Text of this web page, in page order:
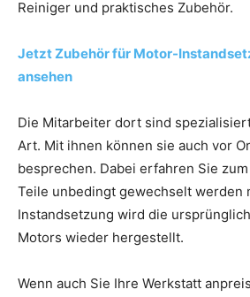
Reiniger und praktisches Zubehör.
Jetzt Zubehör für Motor-
ansehen
Die Mitarbeiter dort sind
Art. Mit ihnen können sie auch vor
besprechen. Dabei erfahren Sie
Teile unbedingt gewechselt werden
Instandsetzung wird die
Motors wieder hergestellt.
Wenn auch Sie Ihre Werkstatt